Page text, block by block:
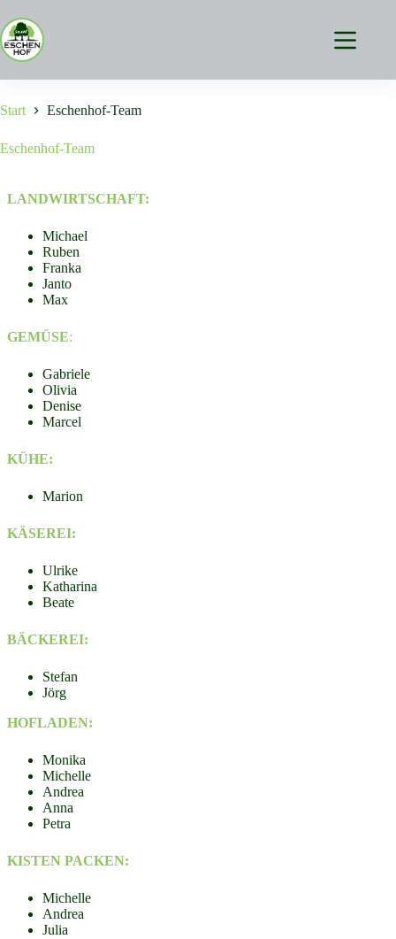
Inhalt
springen
Start Eschenhof-Team
Eschenhof-Team
LANDWIRTSCHAFT:
Michael
Ruben
Franka
Janto
Max
GEMÜSE:
Gabriele
Olivia
Denise
Marcel
KÜHE:
Marion
KÄSEREI:
Ulrike
Katharina
Beate
BÄCKEREI:
Stefan
Jörg
HOFLADEN:
Monika
Michelle
Andrea
Anna
Petra
KISTEN PACKEN:
Michelle
Andrea
Julia